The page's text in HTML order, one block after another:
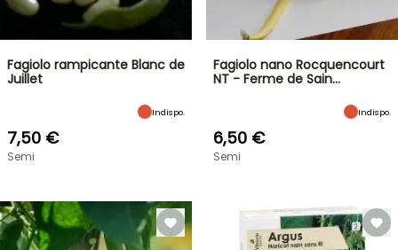
Fagiolo rampicante Blanc de
Juillet
Indispo.
7,50 €
Semi
Fagiolo nano Rocquencourt
NT - Ferme de Sain…
Indispo.
6,50 €
Semi